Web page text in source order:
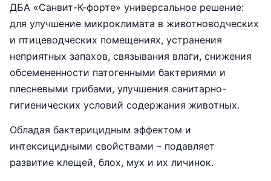
ДБА «Санвит-К-форте» универсальное решение:
для улучшение микроклимата в животноводческих
и птицеводческих помещениях, устранения
неприятных запахов, связывания влаги, снижения
обсемененности патогенными бактериями и
плесневыми грибами, улучшения санитарно-
гигиенических условий содержания животных.
Обладая бактерицидным эффектом и
интексицидными свойствами – подавляет
развитие клещей, блох, мух и их личинок.